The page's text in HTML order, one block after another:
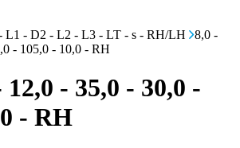
L1 - D2 - L2 - L3 - LT - s - RH/LH
8,0 -
- 105,0 - 10,0 - RH
12,0 - 35,0 - 30,0 -
- RH